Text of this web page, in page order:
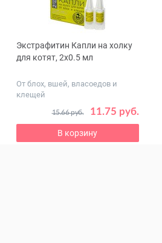
Экстрафитин Капли на холку
для котят, 2х0.5 мл
От блох, вшей, власоедов и
клещей
11.75 руб.
15.66 руб.
В корзину